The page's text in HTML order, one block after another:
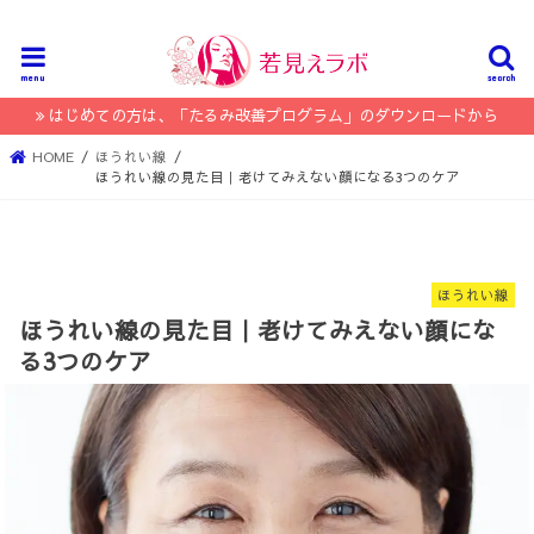
search
menu
はじめての方は、「たるみ改善プログラム」のダウンロードから
HOME
ほうれい線
ほうれい線の見た目｜老けてみえない顔になる3つのケア
ほうれい線
ほうれい線の見た目｜老けてみえない顔にな
る3つのケア